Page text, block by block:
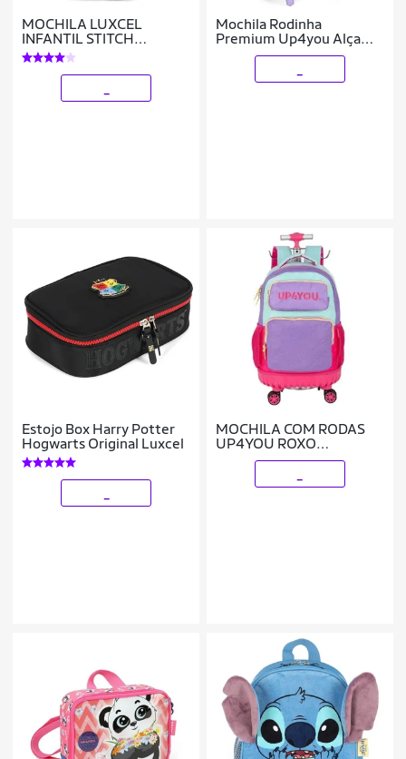
MOCHILA LUXCEL
INFANTIL STITCH
MS50101SC
Mochila Rodinha
Premium Up4you Alça
Flor Lilás Luxcel
Estojo Box Harry Potter
Hogwarts Original Luxcel
MOCHILA COM RODAS
UP4YOU ROXO
MC49062UP-RX